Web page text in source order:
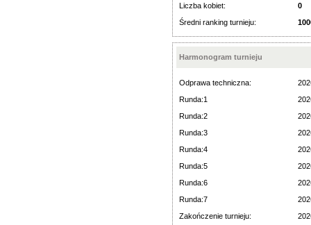
Liczba kobiet:
0
Średni ranking turnieju:
Harmonogram turnieju
Odprawa techniczna:
Runda:1
Runda:2
Runda:3
Runda:4
Runda:5
Runda:6
Runda:7
Zakończenie turnieju: